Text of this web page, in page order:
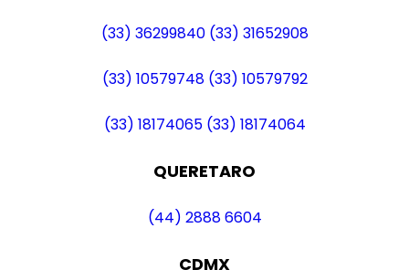
(33) 36299840 (33) 31652908
(33) 10579748 (33) 10579792
(33) 18174065 (33) 18174064
QUERETARO
(44) 2888 6604
CDMX